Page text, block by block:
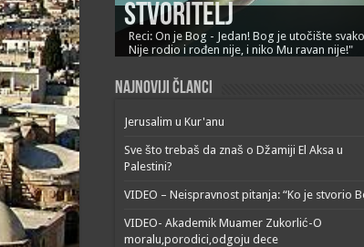
Stvoritelj
Reci: On je Bog - Jedan! Bog je utočište
Nije rodio i rođen nije, i niko Mu ravan nije!"
Najnoviji članci
Jerusalim u Kur'anu
Sve što trebaš da znaš o Džamiji El Aksa u
Palestini?
VIDEO – Neispravnost pitanja: “Ko je stvorio
VIDEO- Akademik Muamer Zukorlić-O
moralu,porodici,odgoju dece